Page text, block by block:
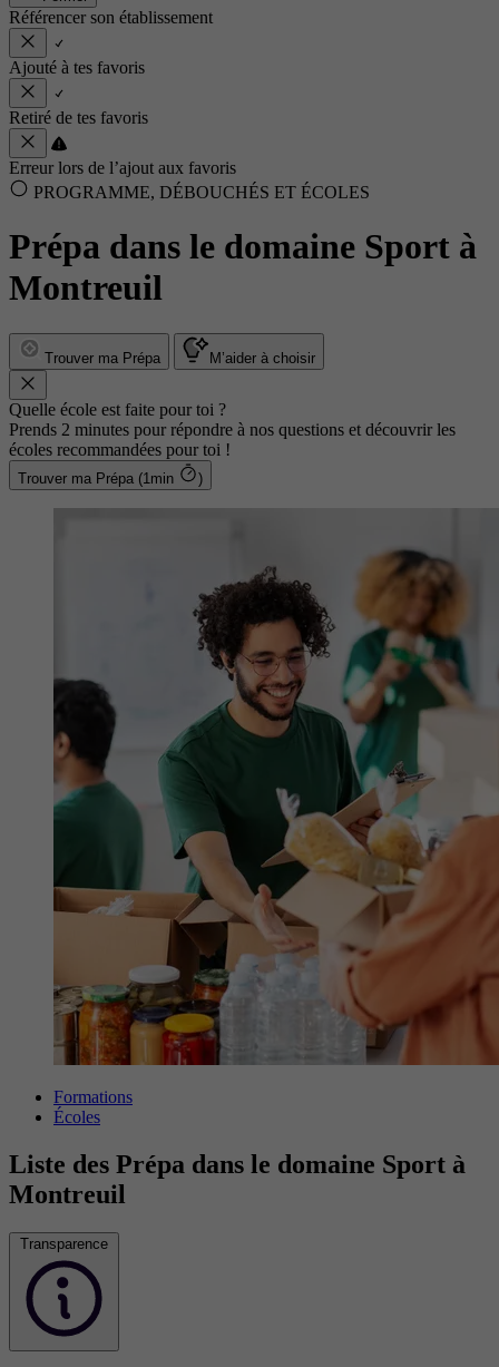
Référencer son établissement
Ajouté à tes favoris
Retiré de tes favoris
Erreur lors de l’ajout aux favoris
PROGRAMME, DÉBOUCHÉS ET ÉCOLES
Prépa dans le domaine Sport à
Montreuil
Trouver ma Prépa M’aider à choisir
Quelle école est faite pour toi ?
Prends 2 minutes pour répondre à nos questions et découvrir les
écoles recommandées pour toi !
Trouver ma Prépa (1min )
Formations
Écoles
Liste des Prépa dans le domaine Sport à
Montreuil
Transparence